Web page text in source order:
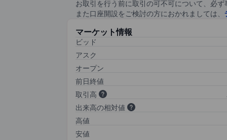
お取引を行う前に取引の可不可について、必
また口座開設をご検討の方におかれましては、
マーケット情報
ビッド
アスク
オープン
前日終値
取引高
出来高の相対値
高値
安値